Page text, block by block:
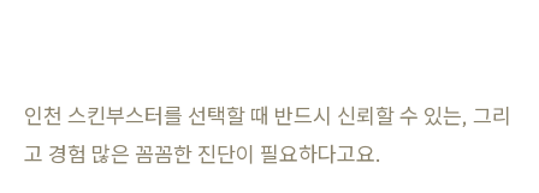
인천 스킨부스터를 선택할 때 반드시 신뢰할 수 있는, 그리
고 경험 많은 꼼꼼한 진단이 필요하다고요.